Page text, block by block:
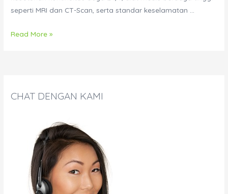
seperti MRI dan CT-Scan, serta standar keselamatan …
Panduan
Ruang
Read More »
CHAT DENGAN KAMI